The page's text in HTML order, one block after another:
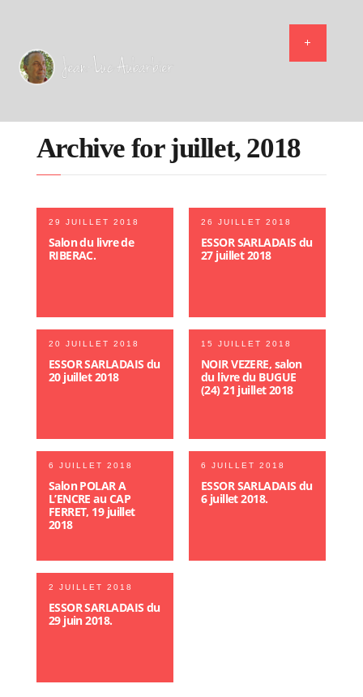
Archive for juillet, 2018
29 JUILLET 2018
Salon du livre de
RIBERAC.
26 JUILLET 2018
ESSOR SARLADAIS du
27 juillet 2018
20 JUILLET 2018
ESSOR SARLADAIS du
20 juillet 2018
15 JUILLET 2018
NOIR VEZERE, salon
du livre du BUGUE
(24) 21 juillet 2018
6 JUILLET 2018
Salon POLAR A
L’ENCRE au CAP
FERRET, 19 juillet
2018
6 JUILLET 2018
ESSOR SARLADAIS du
6 juillet 2018.
2 JUILLET 2018
ESSOR SARLADAIS du
29 juin 2018.